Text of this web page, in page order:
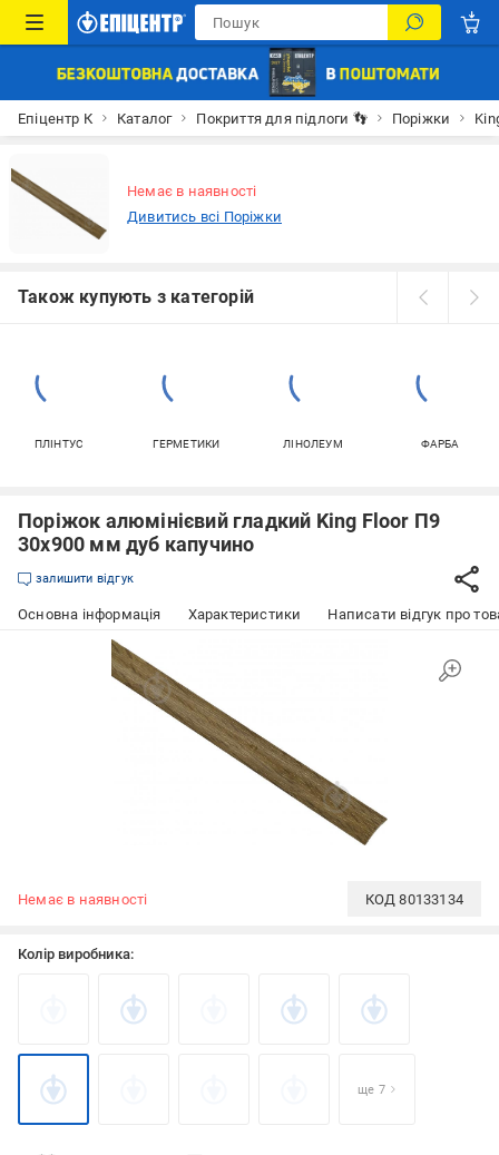
Епіцентр К Каталог Покриття для підлоги 👣 Поріжки
Немає в наявності
Дивитись всі Поріжки
Також купують з категорій
ПЛІНТУС ГЕРМЕТИКИ ЛІНОЛЕУМ ФАРБА
Поріжок алюмінієвий гладкий King Floor П9
30х900 мм дуб капучино
залишити відгук
Основна інформація Характеристики Написати відгук про
Немає в наявності КОД80133134
Колір виробника:
ще 7